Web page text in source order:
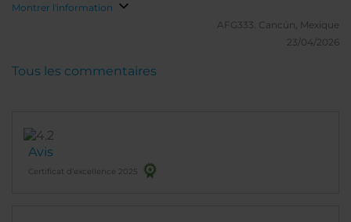
Montrer l'information
AFG333. Cancún, Mexique
23/04/2026
Avis
Certificat d’excellence 2025
Tous les commentaires